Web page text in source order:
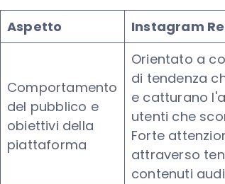
Aspetto Instagram
Comportamento
del pubblico e
obiettivi della
piattaforma
Orientato a
di tendenza
e catturano
utenti che
Forte
attraverso
contenuti